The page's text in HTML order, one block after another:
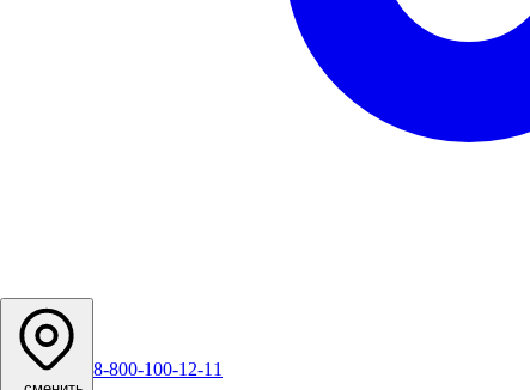
8-800-100-12-11